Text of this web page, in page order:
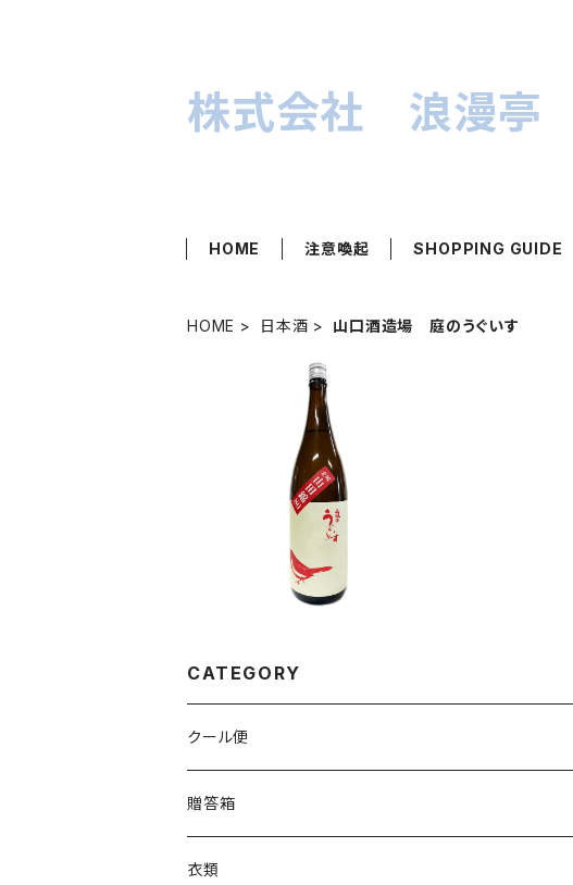
株式会社 浪漫亭
HOME 注意喚起 SHOPPING GUIDE
HOME 日本酒 山口酒造場 庭のうぐいす
庭のうぐいす 純米 北嶋山田
錦80 1800ml
¥3,399
SOLD OUT
CATEGORY
クール便
贈答箱
衣類